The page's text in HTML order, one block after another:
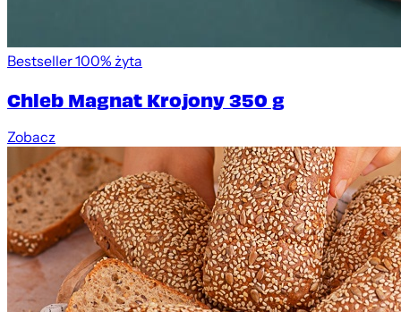
Bestseller100% żyta
Chleb Magnat Krojony 350 g
Zobacz